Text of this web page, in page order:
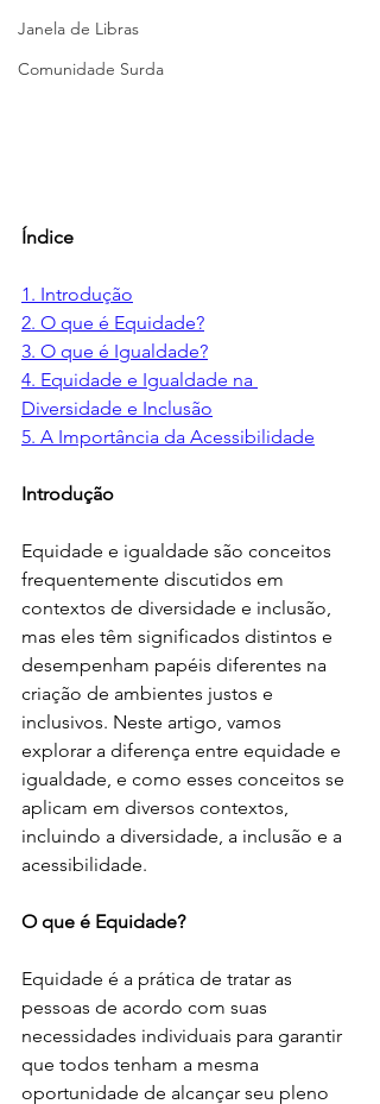
Janela de Libras
Comunidade Surda
Índice
1. Introdução
2. O que é Equidade?
3. O que é Igualdade?
4. Equidade e Igualdade na
Diversidade e Inclusão
5. A Importância da Acessibilidade
Introdução
Equidade e igualdade são conceitos
frequentemente discutidos em
contextos de diversidade e inclusão,
mas eles têm significados distintos e
desempenham papéis diferentes na
criação de ambientes justos e
inclusivos. Neste artigo, vamos
explorar a diferença entre equidade e
igualdade, e como esses conceitos se
aplicam em diversos contextos,
incluindo a diversidade, a inclusão e a
acessibilidade.
O que é Equidade?
Equidade é a prática de tratar as
pessoas de acordo com suas
necessidades individuais para garantir
que todos tenham a mesma
oportunidade de alcançar seu pleno